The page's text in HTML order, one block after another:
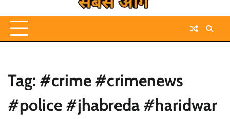
Tag: #crime #crimenews
#police #jhabreda #haridwar